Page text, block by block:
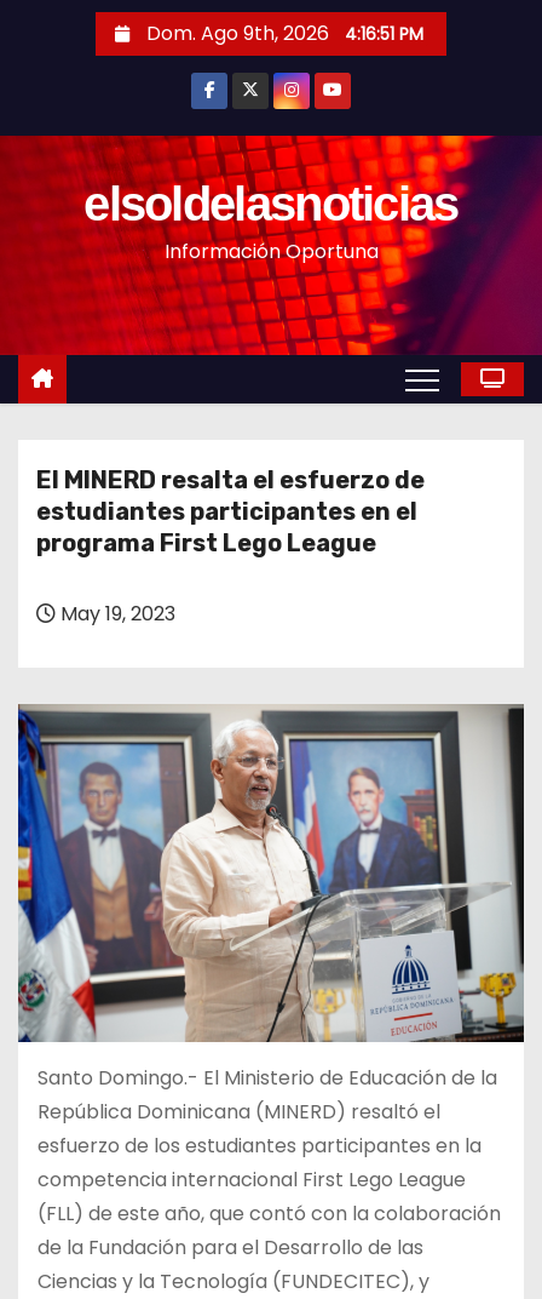
n
Dom. Ago 9th, 2026 4:16:53 PM
elsoldelasnoticias
Información Oportuna
El MINERD resalta el esfuerzo de
estudiantes participantes en el
programa First Lego League
May 19, 2023
Santo Domingo.- El Ministerio de Educación de la
República Dominicana (MINERD) resaltó el
esfuerzo de los estudiantes participantes en la
competencia internacional First Lego League
(FLL) de este año, que contó con la colaboración
de la Fundación para el Desarrollo de las
Ciencias y la Tecnología (FUNDECITEC), y